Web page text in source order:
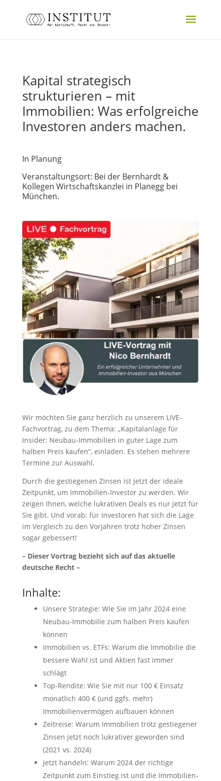
Kapital strategisch
strukturieren – mit
Immobilien: Was erfolgreiche
Investoren anders machen.
In Planung
Veranstaltungsort: Bei der Bernhardt &
Kollegen Wirtschaftskanzlei in Planegg bei
München.
Wir möchten Sie ganz herzlich zu unserem LIVE-
Fachvortrag, zu dem Thema: „Kapitalanlage für
Insider: Neubau-Immobilien in guter Lage zum
halben Preis kaufen”, einladen. Es stehen mehrere
Termine zur Auswahl.
Durch die gestiegenen Zinsen ist jetzt der ideale
Zeitpunkt, um Immobilien-Investor zu werden. Wir
zeigen Ihnen, welche lukrativen Deals es nur jetzt für
Sie gibt. Und vorab: für Investoren hat sich die Lage
im Vergleich zu den Vorjahren trotz hoher Zinsen
sogar gebessert!
– Dieser Vortrag bezieht sich auf das aktuelle
deutsche Recht –
Inhalte:
Unsere Strategie: Wie Sie im Jahr 2024 eine
Neubau-Immobilie zum halben Preis kaufen
können
Immobilien vs. ETFs: Warum die Immobilie die
bessere Wahl ist und Aktien fast immer
schlägt
Top-Rendite: Wie Sie mit nur 100 € Einsatz
monatlich 400 € (und ggfs. mehr)
Immobilienvermögen aufbauen können
Zeitreise: Warum Immobilien trotz gestiegener
Zinsen jetzt noch lukrativer geworden sind
(2021 vs. 2024)
Jetzt handeln: Warum 2024 der richtige
Zeitpunkt zum Einstieg ist und die Immobilien-